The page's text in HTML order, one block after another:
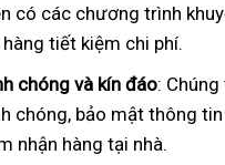
có các chương trình
tiết kiệm chi phí.
chóng và kín đáo:
chóng, bảo mật thông
nhận hàng tại nhà.